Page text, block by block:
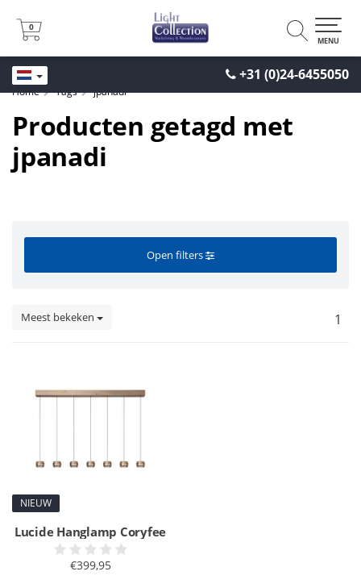
+31 (0)24-6455050
0
0
MENU
Home Tags jpanadi
Producten getagd met
jpanadi
Open filters
Meest bekeken 1
NIEUW
Lucide Hanglamp Coryfee
€399,95